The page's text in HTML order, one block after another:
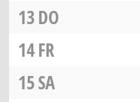
13DO
14FR
15SA